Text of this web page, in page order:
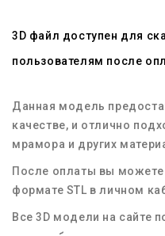
3D файл доступен для
пользователям после
Данная модель
качестве, и отлично
мрамора и других
После оплаты вы можете
формате STL в личном
Все 3D модели на сайте